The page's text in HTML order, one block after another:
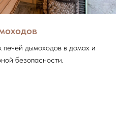
дымоходов в домах и
безопасности.